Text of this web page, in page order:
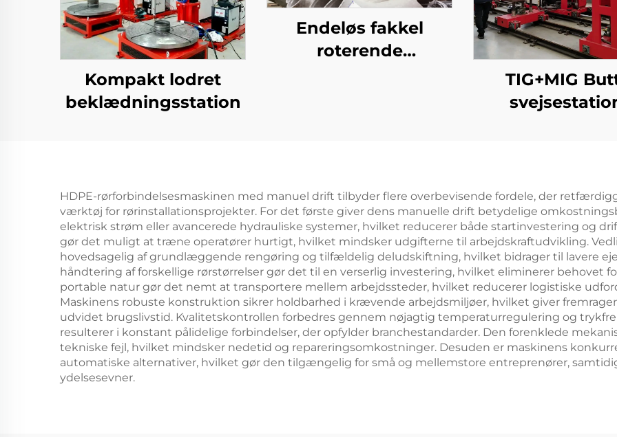
Kompakt lodret
beklædningsstation
Endeløs fakkel
roterende
TIG+MIG
HDPE-rørforbindelsesmaskinen med manuel drift tilbyder flere overbevisende fordele, der
værktøj for rørinstallationsprojekter. For det første giver dens manuelle drift betydelige
elektrisk strøm eller avancerede hydrauliske systemer, hvilket reducerer både startinvestering og
gør det muligt at træne operatører hurtigt, hvilket mindsker udgifterne til arbejdskraftudvikling.
hovedsagelig af grundlæggende rengøring og tilfældelig deludskiftning, hvilket bidrager til lavere
håndtering af forskellige rørstørrelser gør det til en verserlig investering, hvilket eliminerer behovet
portable natur gør det nemt at transportere mellem arbejdssteder, hvilket reducerer logistiske
Maskinens robuste konstruktion sikrer holdbarhed i krævende arbejdsmiljøer, hvilket giver
udvidet brugslivstid. Kvalitetskontrollen forbedres gennem nøjagtig temperaturregulering og
resulterer i konstant pålidelige forbindelser, der opfylder branchestandarder. Den forenklede
tekniske fejl, hvilket mindsker nedetid og repareringsomkostninger. Desuden er maskinens
automatiske alternativer, hvilket gør den tilgængelig for små og mellemstore entreprenører,
ydelsesevner.